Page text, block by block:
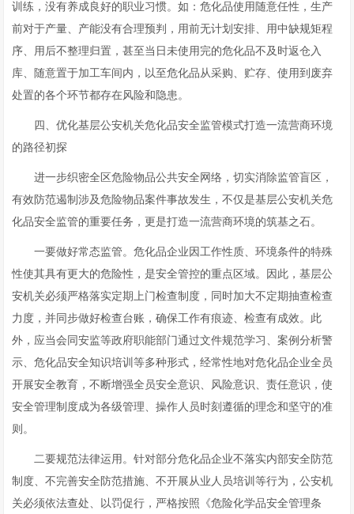
训练，没有养成良好的职业习惯。如：危化品使用随意任性，生产
前对于产量、产能没有合理预判，用前无计划安排、用中缺规矩程
序、用后不整理归置，甚至当日未使用完的危化品不及时返仓入
库、随意置于加工车间内，以至危化品从采购、贮存、使用到废弃
处置的各个环节都存在风险和隐患。
四、优化基层公安机关危化品安全监管模式打造一流营商环境
的路径初探
进一步织密全区危险物品公共安全网络，切实消除监管盲区，
有效防范遏制涉及危险物品案件事故发生，不仅是基层公安机关危
化品安全监管的重要任务，更是打造一流营商环境的筑基之石。
一要做好常态监管。危化品企业因工作性质、环境条件的特殊
性使其具有更大的危险性，是安全管控的重点区域。因此，基层公
安机关必须严格落实定期上门检查制度，同时加大不定期抽查检查
力度，并同步做好检查台账，确保工作有痕迹、检查有成效。此
外，应当会同安监等政府职能部门通过文件规范学习、案例分析警
示、危化品安全知识培训等多种形式，经常性地对危化品企业全员
开展安全教育，不断增强全员安全意识、风险意识、责任意识，使
安全管理制度成为各级管理、操作人员时刻遵循的理念和坚守的准
则。
二要规范法律运用。针对部分危化品企业不落实内部安全防范
制度、不完善安全防范措施、不开展从业人员培训等行为，公安机
关必须依法查处、以罚促行，严格按照《危险化学品安全管理条